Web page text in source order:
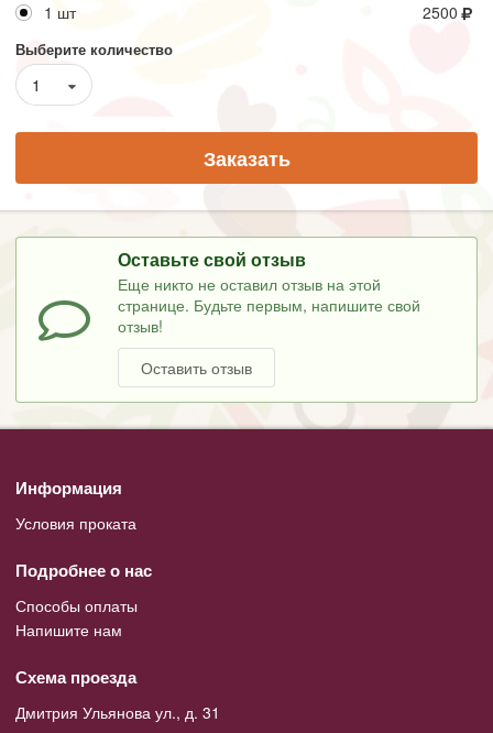
1 шт 2500
Выберите количество
1
Заказать
Оставьте свой отзыв
Еще никто не оставил отзыв на этой
странице. Будьте первым, напишите свой
отзыв!
Оставить отзыв
Информация
Условия проката
Подробнее о нас
Способы оплаты
Напишите нам
Схема проезда
Дмитрия Ульянова ул., д. 31